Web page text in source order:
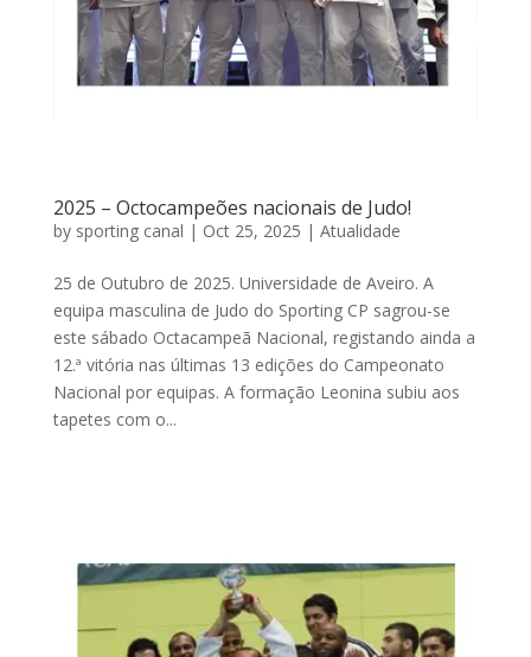
2025 – Octocampeões nacionais de Judo!
by sporting canal | Oct 25, 2025 | Atualidade
25 de Outubro de 2025. Universidade de Aveiro. A
equipa masculina de Judo do Sporting CP sagrou-se
este sábado Octacampeã Nacional, registando ainda a
12.ª vitória nas últimas 13 edições do Campeonato
Nacional por equipas. A formação Leonina subiu aos
tapetes com o...